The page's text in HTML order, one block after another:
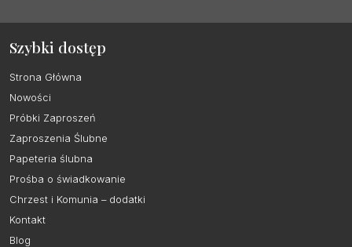
Szybki dostęp
Strona Główna
Nowości
Próbki Zaproszeń
Zaproszenia Ślubne
Papeteria ślubna
Prośba o świadkowanie
Chrzest i Komunia – dodatki
Kontakt
Blog